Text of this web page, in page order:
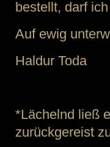
bestellt, darf
Auf ewig
Haldur Toda
*Lächelnd ließ
zurückgereist